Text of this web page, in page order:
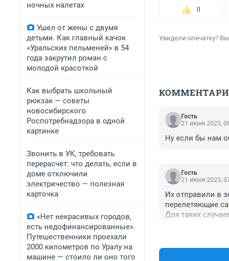
ночных налетах
Ушел от жены с двумя
детьми. Как главный качок
«Уральских пельменей» в 54
года закрутил роман с
молодой красоткой
Как выбрать школьный
рюкзак — советы
новосибирского
Роспотребнадзора в одной
картинке
Звонить в УК, требовать
перерасчет: что делать, если в
доме отключили
электричество — полезная
карточка
«Нет некрасивых городов,
есть недофинансированные».
Путешественники проехали
2000 километров по Уралу на
машине — стоило ли оно того
0
Увидели опечатку?
Гость
21 июня 2023,
Ну если бы нам
Гость
21 июня 2023,
Их отправили в
перелетяющие
Для таких